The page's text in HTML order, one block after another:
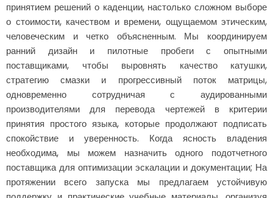
принятием решений о каденции, настолько сложном выборе
о стоимости, качеством и времени, ощущаемом этическим,
человеческим и четко объясненным. Мы координируем
ранний дизайн и пилотные пробеги с опытными
поставщиками, чтобы выровнять качество катушки,
стратегию смазки и прогрессивный поток матрицы,
одновременно сотрудничая с аудированными
производителями для перевода чертежей в критерии
принятия простого языка, которые продолжают подписать
спокойствие и уверенность. Когда ясность владения
необходима, мы можем назначить одного подотчетного
поставщика для оптимизации эскалации и документации; На
протяжении всего запуска мы предлагаем устойчивую